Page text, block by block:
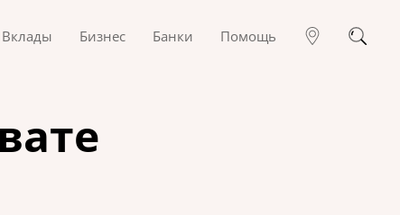
Вклады Бизнес Банки Помощь